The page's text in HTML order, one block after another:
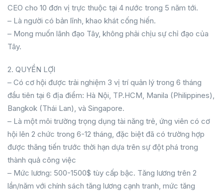
CEO cho 10 đơn vị trực thuộc tại 4 nước trong 5 năm tới.
– Là người có bản lĩnh, khao khát cống hiến.
– Mong muốn lãnh đạo Tây, không phải chịu sự chỉ đạo của
Tây.
2. QUYỀN LỢI
– Có cơ hội được trải nghiệm 3 vị trí quản lý trong 6 tháng
đầu tiên tại 6 địa điểm: Hà Nội, TP.HCM, Manila (Philippines),
Bangkok (Thái Lan), và Singapore.
– Là một môi trường trọng dụng tài năng trẻ, ứng viên có cơ
hội lên 2 chức trong 6-12 tháng, đặc biệt đã có trường hợp
được thăng tiến trước thời hạn dựa trên sự đột phá trong
thành quả công việc
– Mức lương: 500-1500$ tùy cấp bậc. Tăng lương trên 2
lần/năm với chính sách tăng lương cạnh tranh, mức tăng